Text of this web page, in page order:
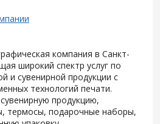
компания в Санкт-
широкий спектр услуг по
и сувенирной продукции с
технологий печати.
продукцию,
термосы, подарочные наборы,